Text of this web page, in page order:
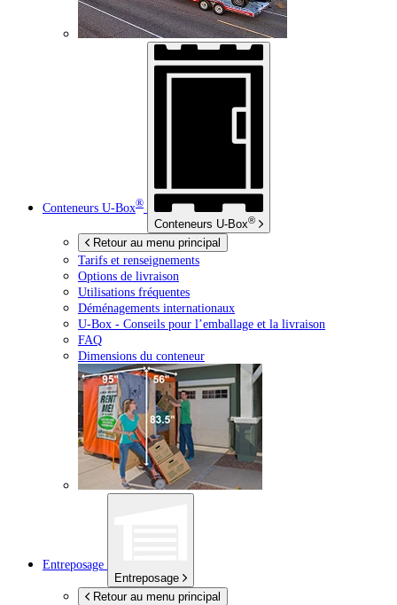
Conteneurs U-Box®
Conteneurs U-Box®
Retour au menu principal
Tarifs et renseignements
Options de livraison
Utilisations fréquentes
Déménagements internationaux
U-Box - Conseils pour l’emballage et la livraison
FAQ
Dimensions du conteneur
Entreposage
Entreposage
Retour au menu principal